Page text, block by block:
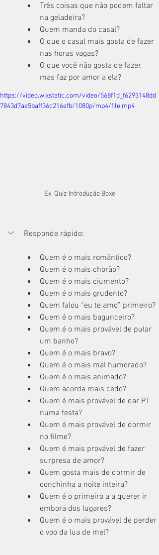
Três coisas que não podem faltar
na geladeira?
Quem manda do casal?
O que o casal mais gosta de fazer
nas horas vagas?
O que você não gosta de fazer,
mas faz por amor a ela?
https://video.wixstatic.com/video/568f1d_f6293148dd
7843d7ae5baff36c216efb/1080p/mp4/file.mp4
Ex. Quiz Introdução Boxe
Responde rápido:
Quem é o mais romântico?
Quem é o mais chorão?
Quem é o mais ciumento?
Quem é o mais grudento?
Quem falou “eu te amo” primeiro?
Quem é o mais bagunceiro?
Quem é o mais provável de pular
um banho?
Quem é o mais bravo?
Quem é o mais mal humorado?
Quem é o mais animado?
Quem acorda mais cedo?
Quem é mais provável de dar PT
numa festa?
Quem é mais provável de dormir
no filme?
Quem é mais provável de fazer
surpresa de amor?
Quem gosta mais de dormir de
conchinha a noite inteira?
Quem é o primeiro a a querer ir
embora dos lugares?
Quem é o mais provável de perder
o voo da lua de mel?